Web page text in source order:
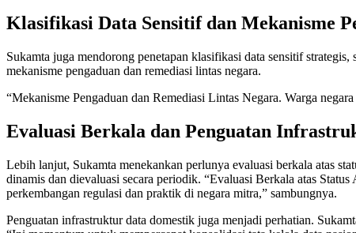
Klasifikasi Data Sensitif dan Mekanisme
Sukamta juga mendorong penetapan klasifikasi data sensitif
mekanisme pengaduan dan remediasi lintas negara.
“Mekanisme Pengaduan dan Remediasi Lintas Negara. Warga
Evaluasi Berkala dan Penguatan
Lebih lanjut, Sukamta menekankan perlunya evaluasi berkala atas
dinamis dan dievaluasi secara periodik. “Evaluasi Berkala atas
perkembangan regulasi dan praktik di negara mitra,” sambungnya.
Penguatan infrastruktur data domestik juga menjadi perhatian.